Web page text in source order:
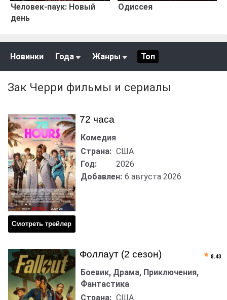
Человек-паук: Новый
день
Одиссея
Новинки Года Жанры Топ
Зак Черри фильмы и сериалы
72 часа
Смотреть трейлер
Комедия
Страна: США
Год:
2026
Добавлен: 6 августа 2026
Фоллаут (2 сезон)
Боевик, Драма, Приключения,
Фантастика
Страна: США
8.43